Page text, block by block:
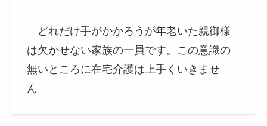
どれだけ手がかかろうが年老いた親御様
は欠かせない家族の一員です。この意識の
無いところに在宅介護は上手くいきませ
ん。